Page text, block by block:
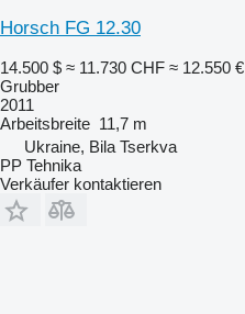
Horsch FG 12.30
14.500 $ ≈ 11.730 CHF ≈ 12.550 €
Grubber
2011
Arbeitsbreite 11,7 m
Ukraine, Bila Tserkva
PP Tehnika
Verkäufer kontaktieren